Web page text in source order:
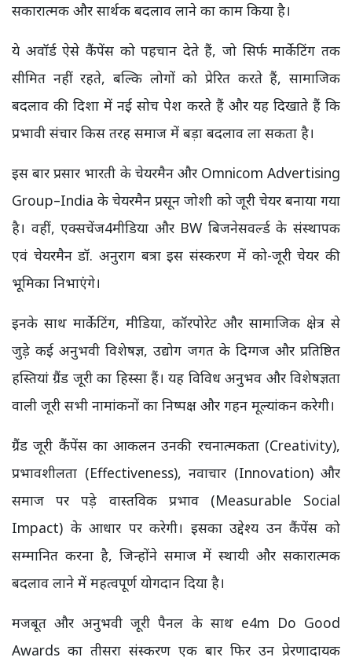
सकारात्मक और सार्थक बदलाव लाने का काम किया है।
ये अवॉर्ड ऐसे कैंपेंस को पहचान देते हैं, जो सिर्फ मार्केटिंग तक
सीमित नहीं रहते, बल्कि लोगों को प्रेरित करते हैं, सामाजिक
बदलाव की दिशा में नई सोच पेश करते हैं और यह दिखाते हैं कि
प्रभावी संचार किस तरह समाज में बड़ा बदलाव ला सकता है।
इस बार प्रसार भारती के चेयरमैन और Omnicom Advertising
Group–India के चेयरमैन प्रसून जोशी को जूरी चेयर बनाया गया
है। वहीं, एक्सचेंज4मीडिया और BW बिजनेसवर्ल्ड के संस्थापक
एवं चेयरमैन डॉ. अनुराग बत्रा इस संस्करण में को-जूरी चेयर की
भूमिका निभाएंगे।
इनके साथ मार्केटिंग, मीडिया, कॉरपोरेट और सामाजिक क्षेत्र से
जुड़े कई अनुभवी विशेषज्ञ, उद्योग जगत के दिग्गज और प्रतिष्ठित
हस्तियां ग्रैंड जूरी का हिस्सा हैं। यह विविध अनुभव और विशेषज्ञता
वाली जूरी सभी नामांकनों का निष्पक्ष और गहन मूल्यांकन करेगी।
ग्रैंड जूरी कैंपेंस का आकलन उनकी रचनात्मकता (Creativity),
प्रभावशीलता (Effectiveness), नवाचार (Innovation) और
समाज पर पड़े वास्तविक प्रभाव (Measurable Social
Impact) के आधार पर करेगी। इसका उद्देश्य उन कैंपेंस को
सम्मानित करना है, जिन्होंने समाज में स्थायी और सकारात्मक
बदलाव लाने में महत्वपूर्ण योगदान दिया है।
मजबूत और अनुभवी जूरी पैनल के साथ e4m Do Good
Awards का तीसरा संस्करण एक बार फिर उन प्रेरणादायक